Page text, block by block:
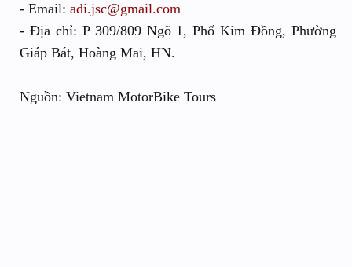
- Email: adi.jsc@gmail.com
- Địa chỉ: P 309/809 Ngõ 1, Phố Kim Đồng, Phường
Giáp Bát, Hoàng Mai, HN.
Nguồn: Vietnam MotorBike Tours